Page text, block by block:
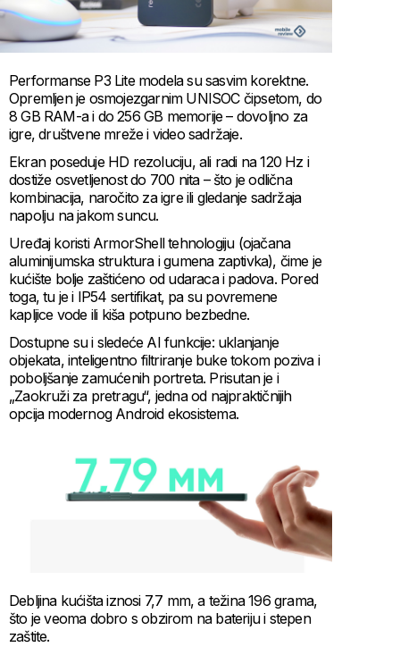
Performanse P3 Lite modela su sasvim korektne.
Opremljen je osmojezgarnim UNISOC čipsetom, do
8 GB RAM-a i do 256 GB memorije – dovoljno za
igre, društvene mreže i video sadržaje.
Ekran poseduje HD rezoluciju, ali radi na 120 Hz i
dostiže osvetljenost do 700 nita – što je odlična
kombinacija, naročito za igre ili gledanje sadržaja
napolju na jakom suncu.
Uređaj koristi ArmorShell tehnologiju (ojačana
aluminijumska struktura i gumena zaptivka), čime je
kućište bolje zaštićeno od udaraca i padova. Pored
toga, tu je i IP54 sertifikat, pa su povremene
kapljice vode ili kiša potpuno bezbedne.
Dostupne su i sledeće AI funkcije: uklanjanje
objekata, inteligentno filtriranje buke tokom poziva i
poboljšanje zamućenih portreta. Prisutan je i
„Zaokruži za pretragu“, jedna od najpraktičnijih
opcija modernog Android ekosistema.
Debljina kućišta iznosi 7,7 mm, a težina 196 grama,
što je veoma dobro s obzirom na bateriju i stepen
zaštite.